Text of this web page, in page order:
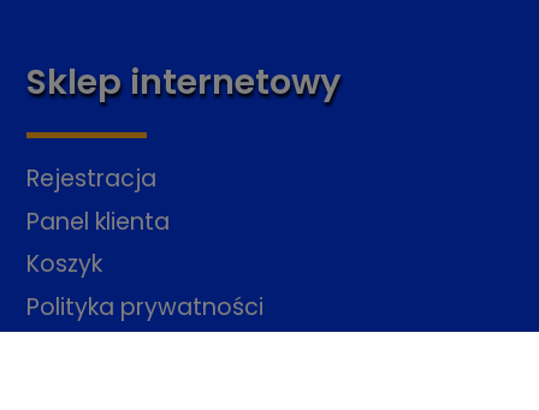
Sklep internetowy
Rejestracja
Panel klienta
Koszyk
Polityka prywatności